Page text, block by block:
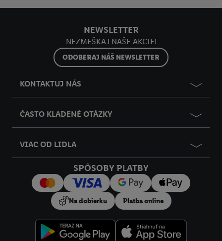
NEWSLETTER
NEZMEŠKAJ NAŠE AKCIE!
ODOBERAJ NÁŠ NEWSLETTER
KONTAKTUJ NÁS
ČASTO KLADENÉ OTÁZKY
VIAC OD LIDLA
SPÔSOBY PLATBY
Na dobierku Platba online